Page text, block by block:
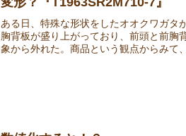
ある日、特殊な形状をしたオオクワガタ
胸背板が盛り上がっており、前頭と前胸
象から外れた。商品という観点からみて